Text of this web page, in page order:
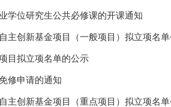
学位研究生公共必修课的开课通知
主创新基金项目（一般项目）拟立项名单
目拟立项名单的公示
修申请的通知
主创新基金项目（重点项目）拟立项名单